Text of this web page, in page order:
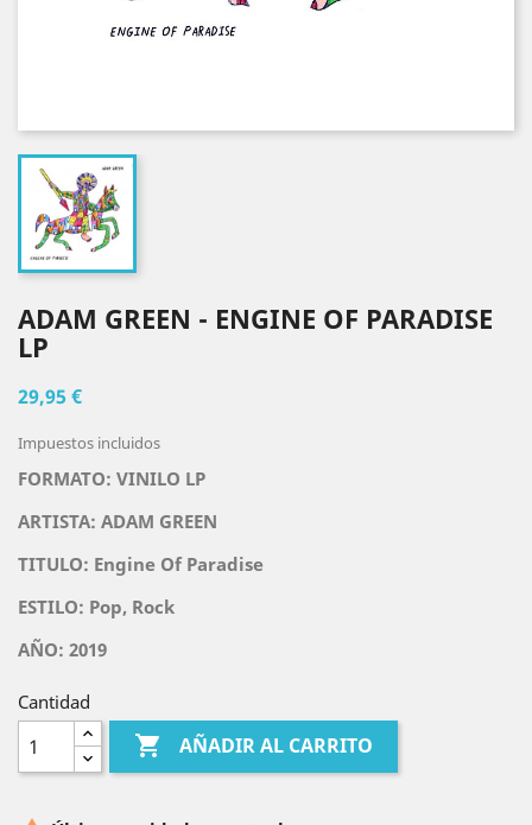
ADAM GREEN - ENGINE OF PARADISE
LP
29,95 €
Impuestos incluidos
FORMATO: VINILO LP
ARTISTA: ADAM GREEN
TITULO: Engine Of Paradise
ESTILO: Pop, Rock
AÑO: 2019
Cantidad
 AÑADIR AL CARRITO